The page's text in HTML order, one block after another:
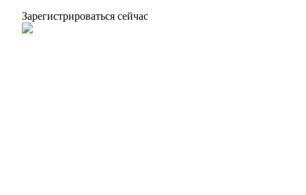
Зарегистрироваться сейчас